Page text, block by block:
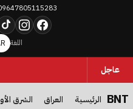
Facebook
اللغة
عاجل
الرئيسية العراق الشرق BNT